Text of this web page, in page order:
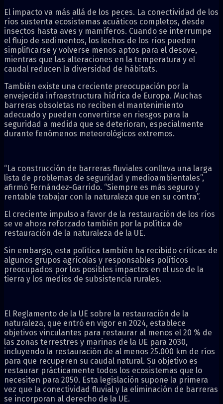
El impacto va más allá de los peces. La conectividad de los
ríos sustenta ecosistemas acuáticos completos, desde
insectos hasta aves y mamíferos. Cuando se interrumpe
el flujo de sedimentos, los lechos de los ríos pueden
simplificarse y volverse menos aptos para el desove,
mientras que las alteraciones en la temperatura y el
caudal reducen la diversidad de hábitats.
También existe una creciente preocupación por la
envejecida infraestructura hídrica de Europa. Muchas
barreras obsoletas no reciben el mantenimiento
adecuado y pueden convertirse en riesgos para la
seguridad a medida que se deterioran, especialmente
durante fenómenos meteorológicos extremos.
“La construcción de barreras fluviales conlleva una larga
lista de problemas de seguridad y medioambientales”,
afirmó Fernández-Garrido. “Siempre es más seguro y
rentable trabajar con la naturaleza que en su contra”.
El creciente impulso a favor de la restauración de los ríos
se ve ahora reforzado también por la política de
restauración de la naturaleza de la UE.
Sin embargo, esta política también ha recibido críticas de
algunos grupos agrícolas y responsables políticos
preocupados por los posibles impactos en el uso de la
tierra y los medios de subsistencia rurales.
El Reglamento de la UE sobre la restauración de la
naturaleza, que entró en vigor en 2024, establece
objetivos vinculantes para restaurar al menos el 20 % de
las zonas terrestres y marinas de la UE para 2030,
incluyendo la restauración de al menos 25.000 km de ríos
para que recuperen su caudal natural. Su objetivo es
restaurar prácticamente todos los ecosistemas que lo
necesiten para 2050. Esta legislación supone la primera
vez que la conectividad fluvial y la eliminación de barreras
se incorporan al derecho de la UE.